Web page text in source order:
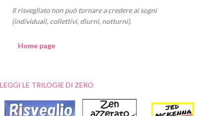
Il risvegliato non può tornare a credere ai sogni
(individuali, collettivi, diurni, notturni).
Home page
LEGGI LE TRILOGIE DI ZERO